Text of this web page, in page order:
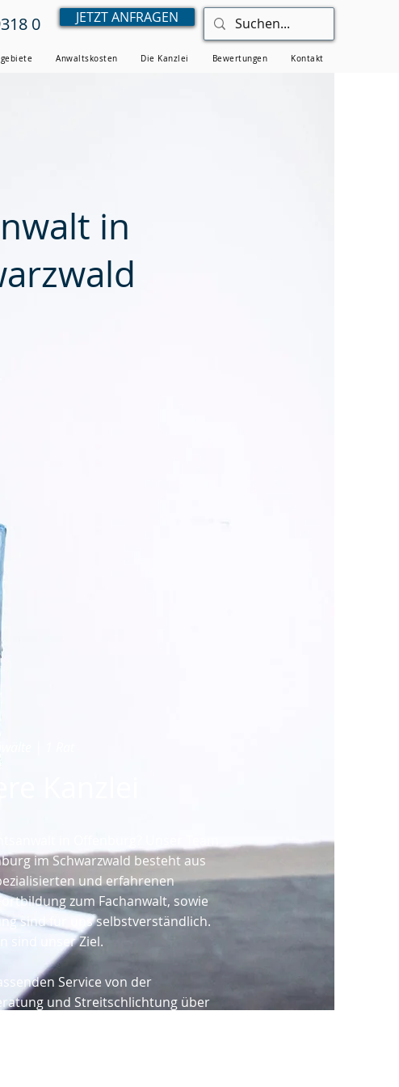
0 JETZT ANFRAGEN
Anwaltskosten Die Kanzlei Bewertungen Kontakt
in
| 1 Rat
Kanzlei
in Offenburg? Unser Team
im Schwarzwald besteht aus
und erfahrenen
zum Fachanwalt, sowie
sind für uns selbstverständlich.
sind unser Ziel.
Service von der
und Streitschlichtung über